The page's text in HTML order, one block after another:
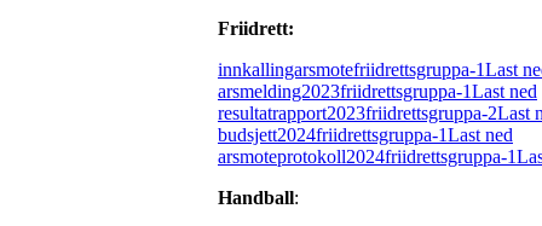
Friidrett:
innkallingarsmotefriidrettsgruppa-1Last
arsmelding2023friidrettsgruppa-1Last ned
resultatrapport2023friidrettsgruppa-2Last
budsjett2024friidrettsgruppa-1Last ned
arsmoteprotokoll2024friidrettsgruppa-1
Handball: